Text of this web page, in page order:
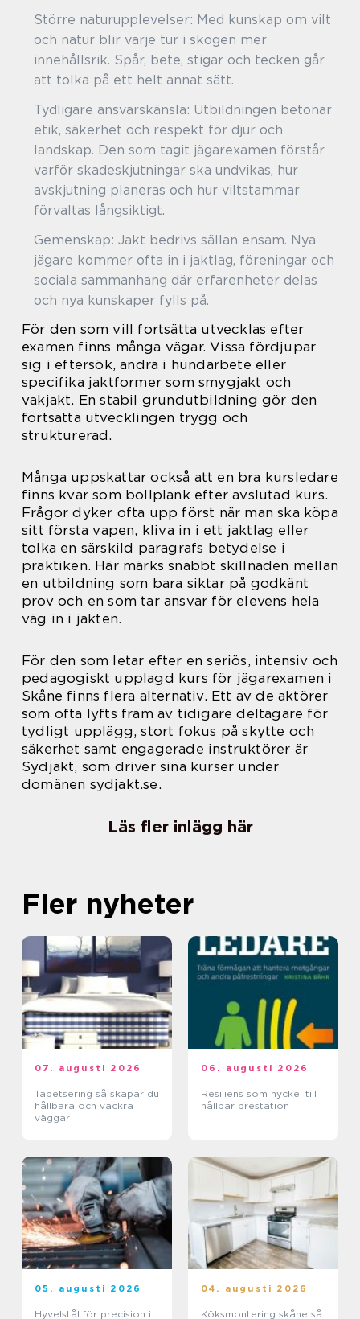
Större naturupplevelser: Med kunskap om vilt
och natur blir varje tur i skogen mer
innehållsrik. Spår, bete, stigar och tecken går
att tolka på ett helt annat sätt.
Tydligare ansvarskänsla: Utbildningen betonar
etik, säkerhet och respekt för djur och
landskap. Den som tagit jägarexamen förstår
varför skadeskjutningar ska undvikas, hur
avskjutning planeras och hur viltstammar
förvaltas långsiktigt.
Gemenskap: Jakt bedrivs sällan ensam. Nya
jägare kommer ofta in i jaktlag, föreningar och
sociala sammanhang där erfarenheter delas
och nya kunskaper fylls på.
För den som vill fortsätta utvecklas efter
examen finns många vägar. Vissa fördjupar
sig i eftersök, andra i hundarbete eller
specifika jaktformer som smygjakt och
vakjakt. En stabil grundutbildning gör den
fortsatta utvecklingen trygg och
strukturerad.
Många uppskattar också att en bra kursledare
finns kvar som bollplank efter avslutad kurs.
Frågor dyker ofta upp först när man ska köpa
sitt första vapen, kliva in i ett jaktlag eller
tolka en särskild paragrafs betydelse i
praktiken. Här märks snabbt skillnaden mellan
en utbildning som bara siktar på godkänt
prov och en som tar ansvar för elevens hela
väg in i jakten.
För den som letar efter en seriös, intensiv och
pedagogiskt upplagd kurs för jägarexamen i
Skåne finns flera alternativ. Ett av de aktörer
som ofta lyfts fram av tidigare deltagare för
tydligt upplägg, stort fokus på skytte och
säkerhet samt engagerade instruktörer är
Sydjakt, som driver sina kurser under
domänen sydjakt.se.
Läs fler inlägg här
Fler nyheter
07. augusti 2026
Tapetsering så skapar du
hållbara och vackra
väggar
06. augusti 2026
Resiliens som nyckel till
hållbar prestation
05. augusti 2026
Hyvelstål för precision i
04. augusti 2026
Köksmontering skåne så